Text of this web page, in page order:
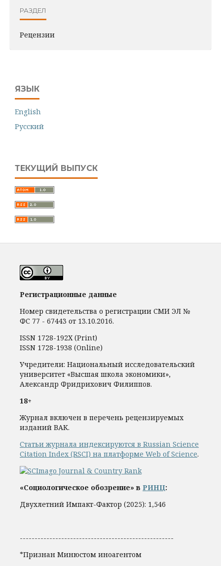
РАЗДЕЛ
Рецензии
ЯЗЫК
English
Русский
ТЕКУЩИЙ ВЫПУСК
Регистрационные данные
Номер свидетельства о регистрации СМИ ЭЛ №
ФС 77 - 67443 от 13.10.2016.
ISSN 1728-192Х (Print)
ISSN 1728-1938 (Online)
Учредители: Национальный исследовательский
университет «Высшая школа экономики»,
Александр Фридрихович Филиппов.
18+
Журнал включен в перечень рецензируемых
изданий ВАК.
Статьи журнала индексируются в Russian Science
Citation Index (RSCI) на платформе Web of Science.
«Социологическое обозрение» в РИНЦ:
Двухлетний Импакт-Фактор (2025): 1,546
----------------------------------------------------
*Признан Минюстом иноагентом